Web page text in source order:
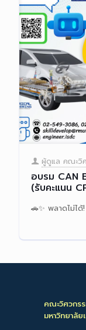
ผู้ดูแล คณะวิ
อบรม CAN
(รับคะแนน
🚗✨ พลาดไม่ไ
คณะวิศวกร
มหาวิทยาลั